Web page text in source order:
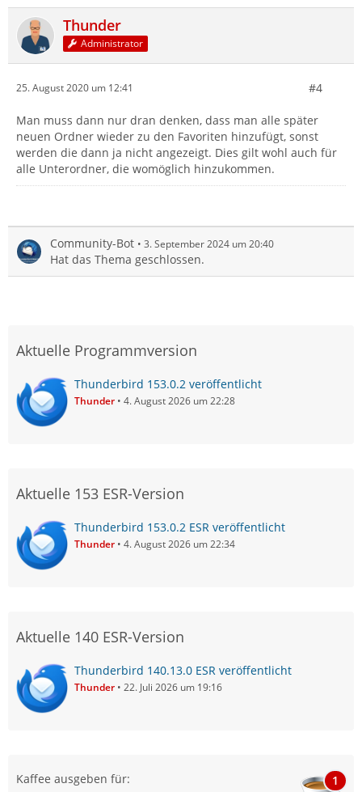
Thunder
Administrator
25. August 2020 um 12:41 #4
Man muss dann nur dran denken, dass man alle später
neuen Ordner wieder zu den Favoriten hinzufügt, sonst
werden die dann ja nicht angezeigt. Dies gilt wohl auch für
alle Unterordner, die womöglich hinzukommen.
Community-Bot 3. September 2024 um 20:40
Hat das Thema geschlossen.
Aktuelle Programmversion
Thunderbird 153.0.2 veröffentlicht
Thunder 4. August 2026 um 22:28
Aktuelle 153 ESR-Version
Thunderbird 153.0.2 ESR veröffentlicht
Thunder 4. August 2026 um 22:34
Aktuelle 140 ESR-Version
Thunderbird 140.13.0 ESR veröffentlicht
Thunder 22. Juli 2026 um 19:16
Kaffee ausgeben für: 1